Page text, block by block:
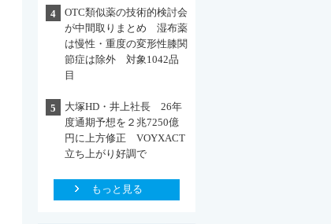
4
OTC類似薬の技術的検討会
が中間取りまとめ 湿布薬
は慢性・重度の変形性膝関
節症は除外 対象1042品
目
5
大塚HD・井上社長 26年
度通期予想を２兆7250億
円に上方修正 VOYXACT
立ち上がり好調で
もっと見る